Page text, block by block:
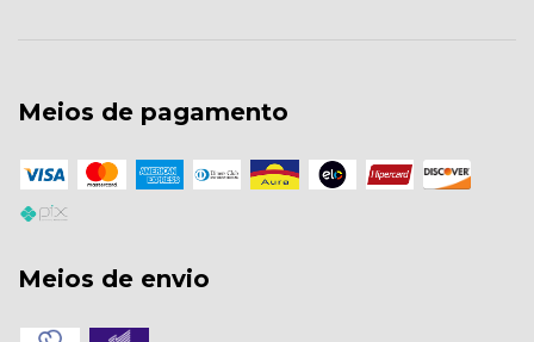
Meios de pagamento
Meios de envio